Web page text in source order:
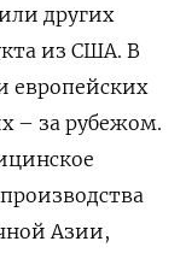
других
из США. В
европейских
– за рубежом.
Азии,